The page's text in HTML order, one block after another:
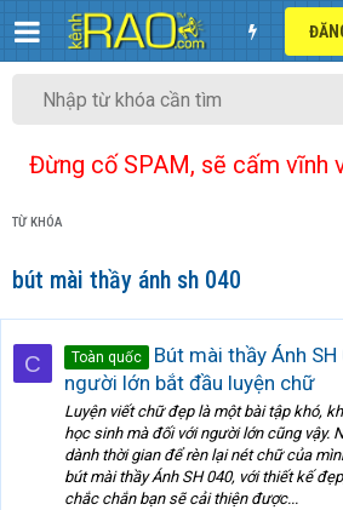
Đừng cố SPAM, sẽ cấm vĩnh
TỪ KHÓA
bút mài thầy ánh sh 040
C Toàn quốc
Bút mài thầy Ánh
người lớn bắt đầu luyện chữ
Luyện viết chữ đẹp là một bài tập khó,
học sinh mà đối với người lớn cũng vậy.
dành thời gian để rèn lại nét chữ của
bút mài thầy Ánh SH 040, với thiết kế
chắc chắn bạn sẽ cải thiện được...